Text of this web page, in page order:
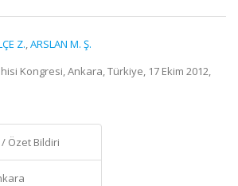
Z.,ARSLAN M. Ş.
Kongresi, Ankara, Türkiye, 17 Ekim 2012,
Özet Bildiri